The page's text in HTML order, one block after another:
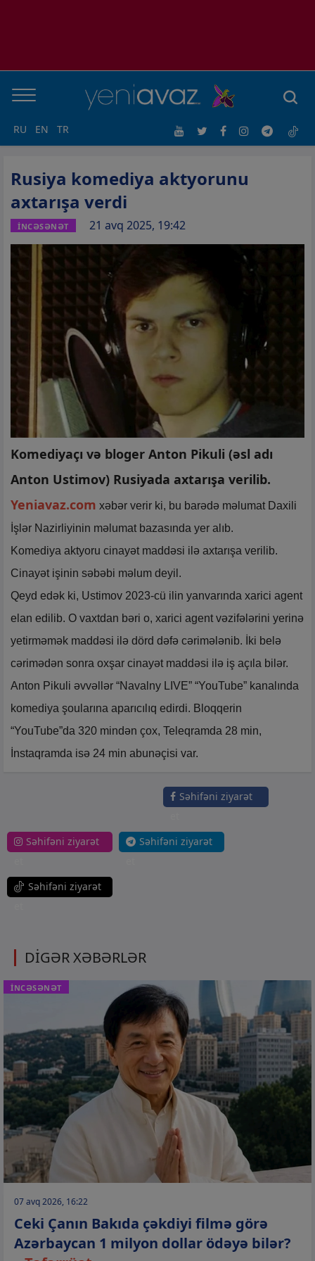
RU EN TR
Rusiya komediya aktyorunu
axtarışa verdi
İNCƏSƏNƏT 21 avq 2025, 19:42
Komediyaçı və bloger Anton Pikuli (əsl adı
Anton Ustimov) Rusiyada axtarışa verilib.
Yeniavaz.com xəbər verir ki, bu barədə məlumat Daxili
İşlər Nazirliyinin məlumat bazasında yer alıb.
Komediya aktyoru cinayət maddəsi ilə axtarışa verilib.
Cinayət işinin səbəbi məlum deyil.
Qeyd edək ki, Ustimov 2023-cü ilin yanvarında xarici agent
elan edilib. O vaxtdan bəri o, xarici agent vəzifələrini yerinə
yetirməmək maddəsi ilə dörd dəfə cərimələnib. İki belə
cərimədən sonra oxşar cinayət maddəsi ilə iş açıla bilər.
Anton Pikuli əvvəllər “Navalny LIVE” “YouTube” kanalında
komediya şoularına aparıcılıq edirdi. Bloqqerin
“YouTube”da 320 mindən çox, Teleqramda 28 min,
İnstaqramda isə 24 min abunəçisi var.
Səhifəni ziyarət
Səhifəni ziyarət
Səhifəni ziyarət
Səhifəni ziyarət
DİGƏR XƏBƏRLƏR
İNCƏSƏNƏT
07 avq 2026, 16:22
Ceki Çanın Bakıda çəkdiyi filmə görə
Azərbaycan 1 milyon dollar ödəyə bilər?